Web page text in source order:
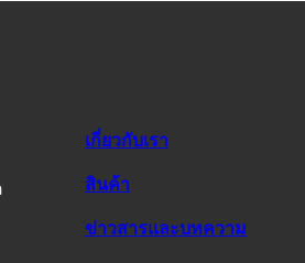
เกี่ยวกับเรา
สินค้า
ข่าวสารและบทความ